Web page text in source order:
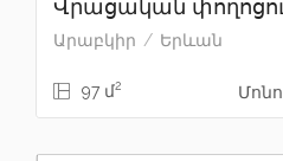
Վրացական
Արաբկիր Երևան
97 մ2